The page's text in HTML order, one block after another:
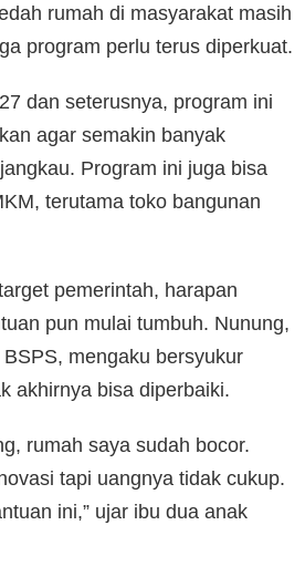
rumah di masyarakat masih
program perlu terus diperkuat.
dan seterusnya, program ini
agar semakin banyak
Program ini juga bisa
terutama toko bangunan
pemerintah, harapan
pun mulai tumbuh. Nunung,
mengaku bersyukur
akhirnya bisa diperbaiki.
rumah saya sudah bocor.
tapi uangnya tidak cukup.
ini,” ujar ibu dua anak